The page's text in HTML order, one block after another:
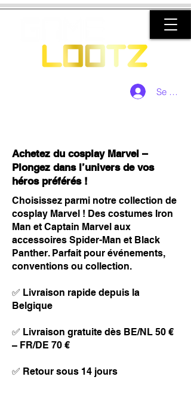
Se
Achetez du cosplay Marvel –
Plongez dans l’univers de vos
héros préférés !
Choisissez parmi notre collection de
cosplay Marvel ! Des costumes Iron
Man et Captain Marvel aux
accessoires Spider-Man et Black
Panther. Parfait pour événements,
conventions ou collection.
✅ Livraison rapide depuis la
Belgique
✅ Livraison gratuite dès BE/NL 50 €
– FR/DE 70 €
✅ Retour sous 14 jours